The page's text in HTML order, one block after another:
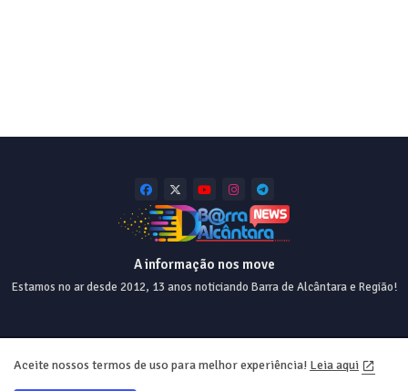
A informação nos move
Estamos no ar desde 2012, 13 anos noticiando Barra de Alcântara e Região!
Home About Contact us Privacy Policy
Aceite nossos termos de uso para melhor experiência! Leia aqui